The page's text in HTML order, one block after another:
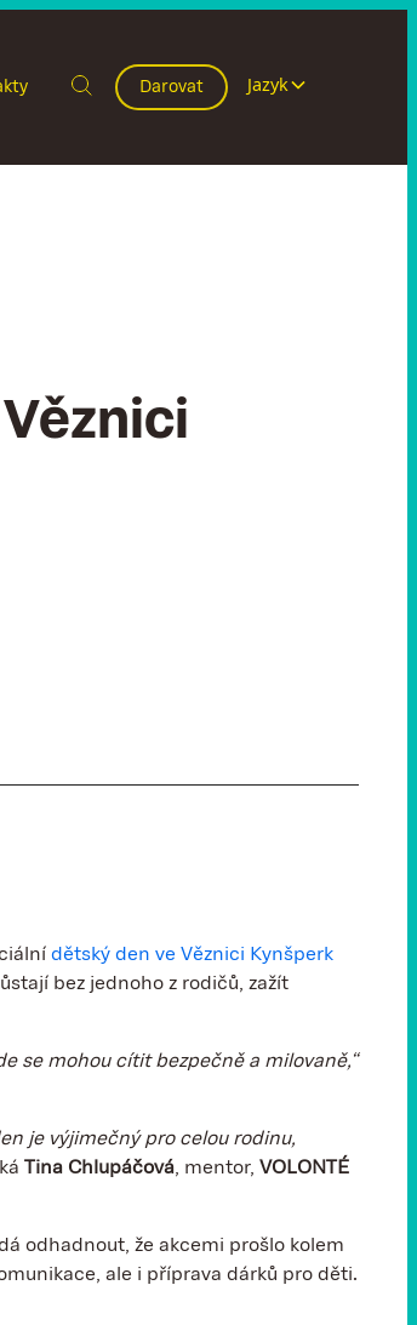
Darovat Jazyk
dětský den ve Věznici Kynšperk
bez jednoho z rodičů, zažít
se mohou cítit bezpečně a milovaně,“
je výjimečný pro celou rodinu,
Tina Chlupáčová, mentor, VOLONTÉ
odhadnout, že akcemi prošlo kolem
ale i příprava dárků pro děti.